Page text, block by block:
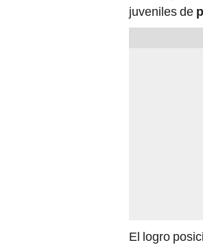
juveniles de
El logro